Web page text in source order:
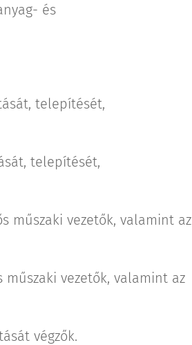
és
telepítését,
telepítését,
műszaki vezetők, valamint az
vezetők, valamint az
végzők.